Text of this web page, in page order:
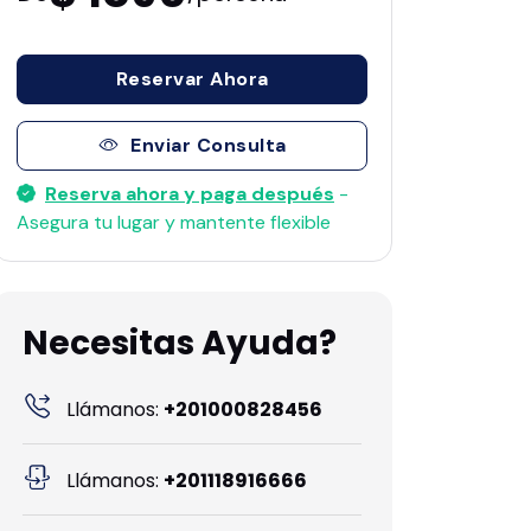
Reservar Ahora
Enviar Consulta
Reserva ahora y paga después -
Asegura tu lugar y mantente flexible
Necesitas Ayuda?
Llámanos: +201000828456
Llámanos: +201118916666